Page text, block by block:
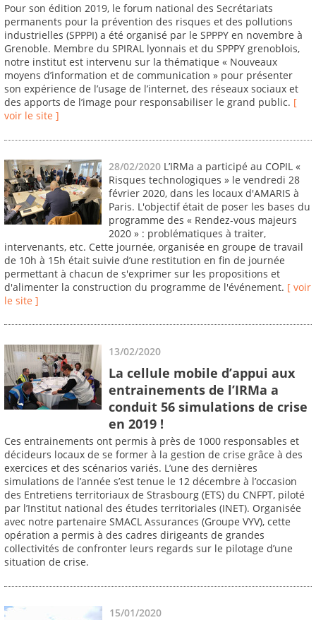
Pour son édition 2019, le forum national des Secrétariats
permanents pour la prévention des risques et des pollutions
industrielles (SPPPI) a été organisé par le SPPPY en novembre à
Grenoble. Membre du SPIRAL lyonnais et du SPPPY grenoblois,
notre institut est intervenu sur la thématique « Nouveaux
moyens d’information et de communication » pour présenter
son expérience de l’usage de l’internet, des réseaux sociaux et
des apports de l’image pour responsabiliser le grand public. [
voir le site ]
28/02/2020 L’IRMa a participé au COPIL «
Risques technologiques » le vendredi 28
février 2020, dans les locaux d'AMARIS à
Paris. L'objectif était de poser les bases du
programme des « Rendez-vous majeurs
2020 » : problématiques à traiter,
intervenants, etc. Cette journée, organisée en groupe de travail
de 10h à 15h était suivie d’une restitution en fin de journée
permettant à chacun de s'exprimer sur les propositions et
d'alimenter la construction du programme de l'événement. [ voir
le site ]
13/02/2020
La cellule mobile d’appui aux
entrainements de l’IRMa a
conduit 56 simulations de crise
en 2019 !
Ces entrainements ont permis à près de 1000 responsables et
décideurs locaux de se former à la gestion de crise grâce à des
exercices et des scénarios variés. L’une des dernières
simulations de l’année s’est tenue le 12 décembre à l’occasion
des Entretiens territoriaux de Strasbourg (ETS) du CNFPT, piloté
par l’Institut national des études territoriales (INET). Organisée
avec notre partenaire SMACL Assurances (Groupe VYV), cette
opération a permis à des cadres dirigeants de grandes
collectivités de confronter leurs regards sur le pilotage d’une
situation de crise.
15/01/2020